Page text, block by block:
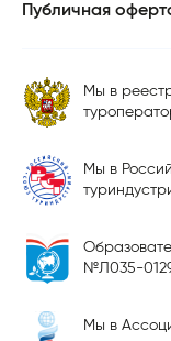
Публичная
Мы в
Мы в
№Л035-
Мы в